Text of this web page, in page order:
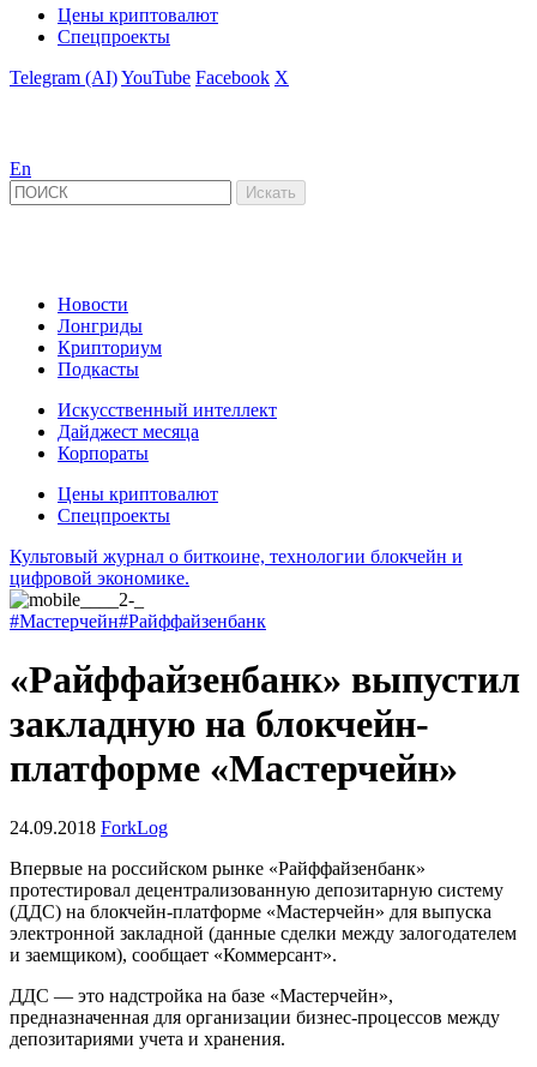
Цены криптовалют
Спецпроекты
Telegram (AI)YouTube Facebook X
En
Новости
Лонгриды
Крипториум
Подкасты
Искусственный интеллект
Дайджест месяца
Корпораты
Цены криптовалют
Спецпроекты
Культовый журнал о биткоине, технологии блокчейн и
цифровой экономике.
#Мастерчейн#Райффайзенбанк
«Райффайзенбанк» выпустил
закладную на блокчейн-
платформе «Мастерчейн»
24.09.2018 ForkLog
Впервые на российском рынке «Райффайзенбанк»
протестировал децентрализованную депозитарную систему
(ДДС) на блокчейн-платформе «Мастерчейн» для выпуска
электронной закладной (данные сделки между залогодателем
и заемщиком), сообщает «Коммерсант».
ДДС — это надстройка на базе «Мастерчейн»,
предназначенная для организации бизнес-процессов между
депозитариями учета и хранения.